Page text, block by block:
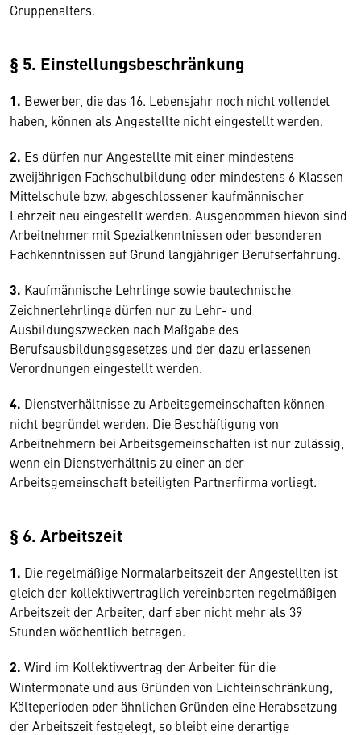
Gruppenalters.
§ 5. Einstellungsbeschränkung
1. Bewerber, die das 16. Lebensjahr noch nicht vollendet
haben, können als Angestellte nicht eingestellt werden.
2. Es dürfen nur Angestellte mit einer mindestens
zweijährigen Fachschulbildung oder mindestens 6 Klassen
Mittelschule bzw. abgeschlossener kaufmännischer
Lehrzeit neu eingestellt werden. Ausgenommen hievon sind
Arbeitnehmer mit Spezialkenntnissen oder besonderen
Fachkenntnissen auf Grund langjähriger Berufserfahrung.
3. Kaufmännische Lehrlinge sowie bautechnische
Zeichnerlehrlinge dürfen nur zu Lehr- und
Ausbildungszwecken nach Maßgabe des
Berufsausbildungsgesetzes und der dazu erlassenen
Verordnungen eingestellt werden.
4. Dienstverhältnisse zu Arbeitsgemeinschaften können
nicht begründet werden. Die Beschäftigung von
Arbeitnehmern bei Arbeitsgemeinschaften ist nur zulässig,
wenn ein Dienstverhältnis zu einer an der
Arbeitsgemeinschaft beteiligten Partnerfirma vorliegt.
§ 6. Arbeitszeit
1. Die regelmäßige Normalarbeitszeit der Angestellten ist
gleich der kollektivvertraglich vereinbarten regelmäßigen
Arbeitszeit der Arbeiter, darf aber nicht mehr als 39
Stunden wöchentlich betragen.
2. Wird im Kollektivvertrag der Arbeiter für die
Wintermonate und aus Gründen von Lichteinschränkung,
Kälteperioden oder ähnlichen Gründen eine Herabsetzung
der Arbeitszeit festgelegt, so bleibt eine derartige